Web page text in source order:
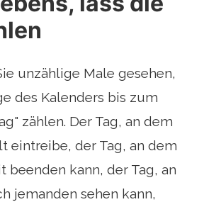
unzählige Male gesehen,
des Kalenders bis zum
zählen. Der Tag, an dem
eintreibe, der Tag, an dem
beenden kann, der Tag, an
jemanden sehen kann,